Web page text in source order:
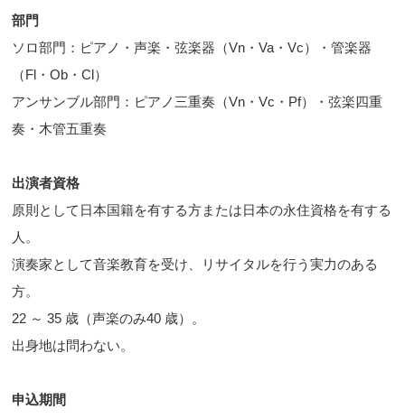
部門
ソロ部門：ピアノ・声楽・弦楽器（Vn・Va・Vc）・管楽器
（Fl・Ob・Cl）
アンサンブル部門：ピアノ三重奏（Vn・Vc・Pf）・弦楽四重
奏・木管五重奏
出演者資格
原則として日本国籍を有する方または日本の永住資格を有する
人。
演奏家として音楽教育を受け、リサイタルを行う実力のある
方。
22 ～ 35 歳（声楽のみ40 歳）。
出身地は問わない。
申込期間